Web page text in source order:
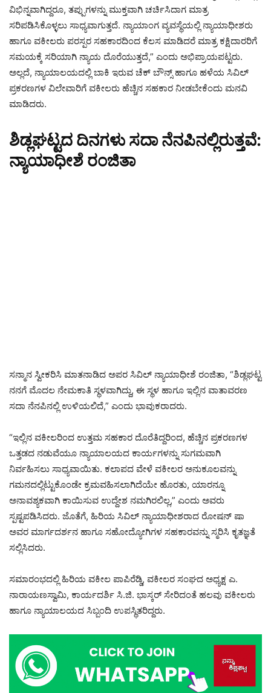
ವಿಭಿನ್ನವಾಗಿದ್ದರೂ, ತಪ್ಪುಗಳನ್ನು ಮುಕ್ತವಾಗಿ ಚರ್ಚಿಸಿದಾಗ ಮಾತ್ರ
ಸರಿಪಡಿಸಿಕೊಳ್ಳಲು ಸಾಧ್ಯವಾಗುತ್ತದೆ. ನ್ಯಾಯಾಂಗ ವ್ಯವಸ್ಥೆಯಲ್ಲಿ ನ್ಯಾಯಾಧೀಶರು
ಹಾಗೂ ವಕೀಲರು ಪರಸ್ಪರ ಸಹಕಾರದಿಂದ ಕೆಲಸ ಮಾಡಿದರೆ ಮಾತ್ರ ಕಕ್ಷಿದಾರರಿಗೆ
ಸಮಯಕ್ಕೆ ಸರಿಯಾಗಿ ನ್ಯಾಯ ದೊರೆಯುತ್ತದೆ,” ಎಂದು ಅಭಿಪ್ರಾಯಪಟ್ಟರು.
ಅಲ್ಲದೆ, ನ್ಯಾಯಾಲಯದಲ್ಲಿ ಬಾಕಿ ಇರುವ ಚೆಕ್ ಬೌನ್ಸ್ ಹಾಗೂ ಹಳೆಯ ಸಿವಿಲ್
ಪ್ರಕರಣಗಳ ವಿಲೇವಾರಿಗೆ ವಕೀಲರು ಹೆಚ್ಚಿನ ಸಹಕಾರ ನೀಡಬೇಕೆಂದು ಮನವಿ
ಮಾಡಿದರು.
ಶಿಡ್ಲಘಟ್ಟದ ದಿನಗಳು ಸದಾ ನೆನಪಿನಲ್ಲಿರುತ್ತವೆ:
ನ್ಯಾಯಾಧೀಶೆ ರಂಜಿತಾ
ಸನ್ಮಾನ ಸ್ವೀಕರಿಸಿ ಮಾತನಾಡಿದ ಅಪರ ಸಿವಿಲ್ ನ್ಯಾಯಾಧೀಶೆ ರಂಜಿತಾ, “ಶಿಡ್ಲಘಟ್ಟ
ನನಗೆ ಮೊದಲ ನೇಮಕಾತಿ ಸ್ಥಳವಾಗಿದ್ದು, ಈ ಸ್ಥಳ ಹಾಗೂ ಇಲ್ಲಿನ ವಾತಾವರಣ
ಸದಾ ನೆನಪಿನಲ್ಲಿ ಉಳಿಯಲಿದೆ,” ಎಂದು ಭಾವುಕರಾದರು.
“ಇಲ್ಲಿನ ವಕೀಲರಿಂದ ಉತ್ತಮ ಸಹಕಾರ ದೊರೆತಿದ್ದರಿಂದ, ಹೆಚ್ಚಿನ ಪ್ರಕರಣಗಳ
ಒತ್ತಡದ ನಡುವೆಯೂ ನ್ಯಾಯಾಲಯದ ಕಾರ್ಯಗಳನ್ನು ಸುಗಮವಾಗಿ
ನಿರ್ವಹಿಸಲು ಸಾಧ್ಯವಾಯಿತು. ಕಲಾಪದ ವೇಳೆ ವಕೀಲರ ಅನುಕೂಲವನ್ನು
ಗಮನದಲ್ಲಿಟ್ಟುಕೊಂಡೇ ಕ್ರಮವಹಿಸಲಾಗಿದೆಯೇ ಹೊರತು, ಯಾರನ್ನೂ
ಅನಾವಶ್ಯಕವಾಗಿ ಕಾಯಿಸುವ ಉದ್ದೇಶ ನಮಗಿರಲಿಲ್ಲ,” ಎಂದು ಅವರು
ಸ್ಪಷ್ಟಪಡಿಸಿದರು. ಜೊತೆಗೆ, ಹಿರಿಯ ಸಿವಿಲ್ ನ್ಯಾಯಾಧೀಶರಾದ ರೋಷನ್ ಷಾ
ಅವರ ಮಾರ್ಗದರ್ಶನ ಹಾಗೂ ಸಹೋದ್ಯೋಗಿಗಳ ಸಹಕಾರವನ್ನು ಸ್ಮರಿಸಿ ಕೃತಜ್ಞತೆ
ಸಲ್ಲಿಸಿದರು.
ಸಮಾರಂಭದಲ್ಲಿ ಹಿರಿಯ ವಕೀಲ ಪಾಪಿರೆಡ್ಡಿ, ವಕೀಲರ ಸಂಘದ ಅಧ್ಯಕ್ಷ ಎ.
ನಾರಾಯಣಸ್ವಾಮಿ, ಕಾರ್ಯದರ್ಶಿ ಸಿ.ಜಿ. ಭಾಸ್ಕರ್ ಸೇರಿದಂತೆ ಹಲವು ವಕೀಲರು
ಹಾಗೂ ನ್ಯಾಯಾಲಯದ ಸಿಬ್ಬಂದಿ ಉಪಸ್ಥಿತರಿದ್ದರು.